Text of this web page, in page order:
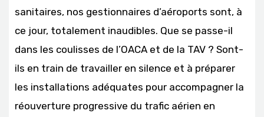
sanitaires, nos gestionnaires d’aéroports sont, à
ce jour, totalement inaudibles. Que se passe-il
dans les coulisses de l’OACA et de la TAV ? Sont-
ils en train de travailler en silence et à préparer
les installations adéquates pour accompagner la
réouverture progressive du trafic aérien en